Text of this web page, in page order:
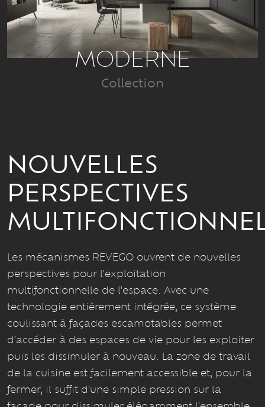
MODERNE
Collection
NOUVELLES
PERSPECTIVES
Les mécanismes REVEGO ouvrent de nouvelles
perspectives pour l'exploitation
multifonctionnelle de l'espace. Avec une
technologie entièrement intégrée, ce système
coulissant à façades escamotables permet
d'accéder à des espaces de vie pour les exploiter
puis les dissimuler à nouveau. La zone de travail
de la cuisine est facilement accessible et, pour la
fermer, il suffit d'une simple pression sur la